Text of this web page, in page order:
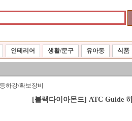
인테리어 생활/문구 유아동 식품
등하강/확보장비
[블랙다이아몬드] ATC Guide